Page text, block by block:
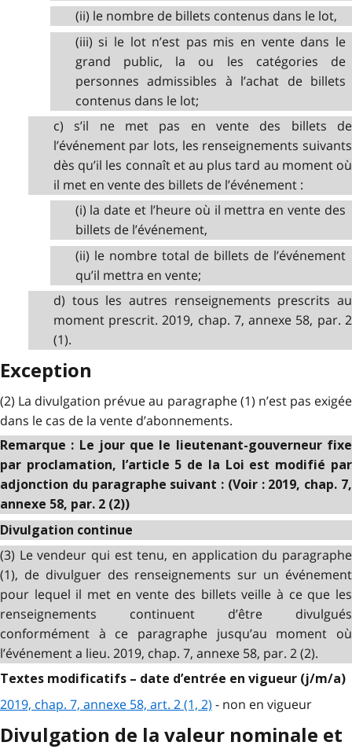
(ii) le nombre de billets contenus dans le lot,
(iii) si le lot n’est pas mis en vente dans le
grand public, la ou les catégories de
personnes admissibles à l’achat de billets
contenus dans le lot;
c) s’il ne met pas en vente des billets de
l’événement par lots, les renseignements suivants
dès qu’il les connaît et au plus tard au moment où
il met en vente des billets de l’événement :
(i) la date et l’heure où il mettra en vente des
billets de l’événement,
(ii) le nombre total de billets de l’événement
qu’il mettra en vente;
d) tous les autres renseignements prescrits au
moment prescrit. 2019, chap. 7, annexe 58, par. 2
(1).
Exception
(2) La divulgation prévue au paragraphe (1) n’est pas exigée
dans le cas de la vente d’abonnements.
Remarque : Le jour que le lieutenant-gouverneur fixe
par proclamation, l’article 5 de la Loi est modifié par
adjonction du paragraphe suivant : (Voir : 2019, chap. 7,
annexe 58, par. 2 (2))
Divulgation continue
(3) Le vendeur qui est tenu, en application du paragraphe
(1), de divulguer des renseignements sur un événement
pour lequel il met en vente des billets veille à ce que les
renseignements continuent d’être divulgués
conformément à ce paragraphe jusqu’au moment où
l’événement a lieu. 2019, chap. 7, annexe 58, par. 2 (2).
Textes modificatifs – date d’entrée en vigueur (j/m/a)
2019, chap. 7, annexe 58, art. 2 (1, 2) - non en vigueur
Divulgation de la valeur nominale et